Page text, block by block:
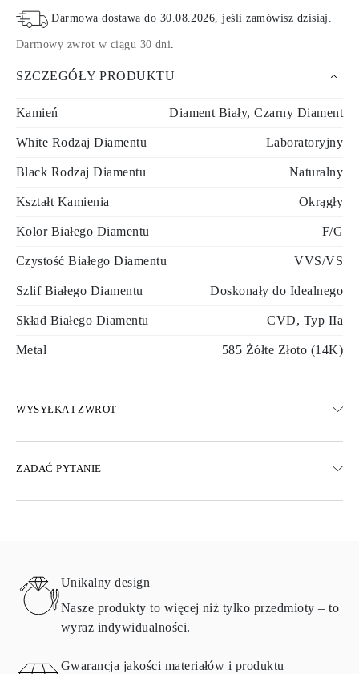
Darmowa dostawa do 30.08.2026, jeśli zamówisz dzisiaj .
Darmowy zwrot w ciągu 30 dni.
SZCZEGÓŁY PRODUKTU
Kamień Diament Biały, Czarny Diament
White Rodzaj Diamentu Laboratoryjny
Black Rodzaj Diamentu Naturalny
Kształt Kamienia Okrągły
Kolor Białego Diamentu F/G
Czystość Białego Diamentu VVS/VS
Szlif Białego Diamentu Doskonały do Idealnego
Skład Białego Diamentu CVD, Typ IIa
Metal 585 Żółte Złoto (14K)
WYSYŁKA I ZWROT
Dostępne są również opcje dostawy ekspresowej
Aby uzyskać szczegółowe informacje na temat metod wysyłki,
kosztów i czasu dostawy, zapoznaj się z często zadawanymi
pytaniamidotyczącymi dostawy
ZWRÓĆ I WYMIEŃ
ZADAĆ PYTANIE
Unikalny design
Nasze produkty to więcej niż tylko przedmioty – to
wyraz indywidualności.
Gwarancja jakości materiałów i produktu